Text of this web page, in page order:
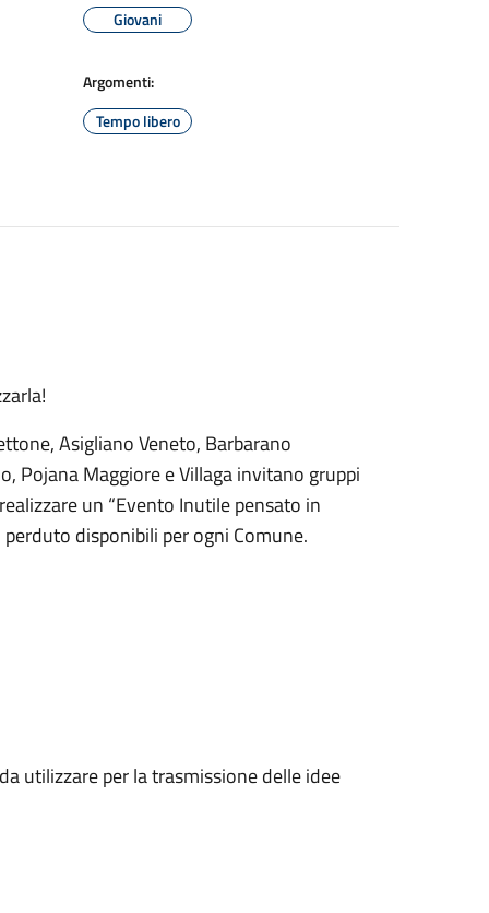
Giovani
Argomenti:
Tempo libero
Asigliano Veneto, Barbarano
Pojana Maggiore e Villaga invitano gruppi
un “Evento Inutile pensato in
disponibili per ogni Comune.
utilizzare per la trasmissione delle idee